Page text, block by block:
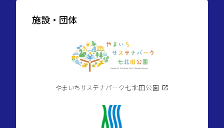
施設・団体
やまいちサステナパーク七北田公園 open_in_new